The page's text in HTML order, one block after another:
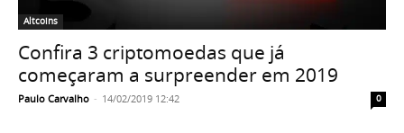
Altcoins
Confira 3 criptomoedas que já
começaram a surpreender em 2019
Paulo Carvalho - 14/02/2019 12:42 0